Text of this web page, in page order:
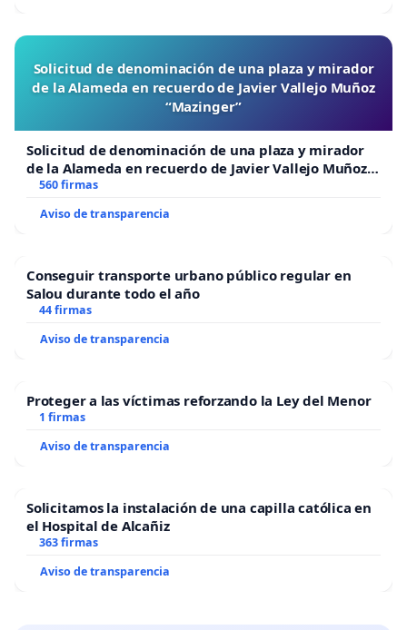
Solicitud de denominación de una plaza y mirador
de la Alameda en recuerdo de Javier Vallejo Muñoz
“Mazinger”
Solicitud de denominación de una plaza y mirador
de la Alameda en recuerdo de Javier Vallejo Muñoz
“Mazinger”
560 firmas
Aviso de transparencia
Conseguir transporte urbano público regular en
Salou durante todo el año
44 firmas
Aviso de transparencia
Proteger a las víctimas reforzando la Ley del Menor
1 firmas
Aviso de transparencia
Solicitamos la instalación de una capilla católica en
el Hospital de Alcañiz
363 firmas
Aviso de transparencia